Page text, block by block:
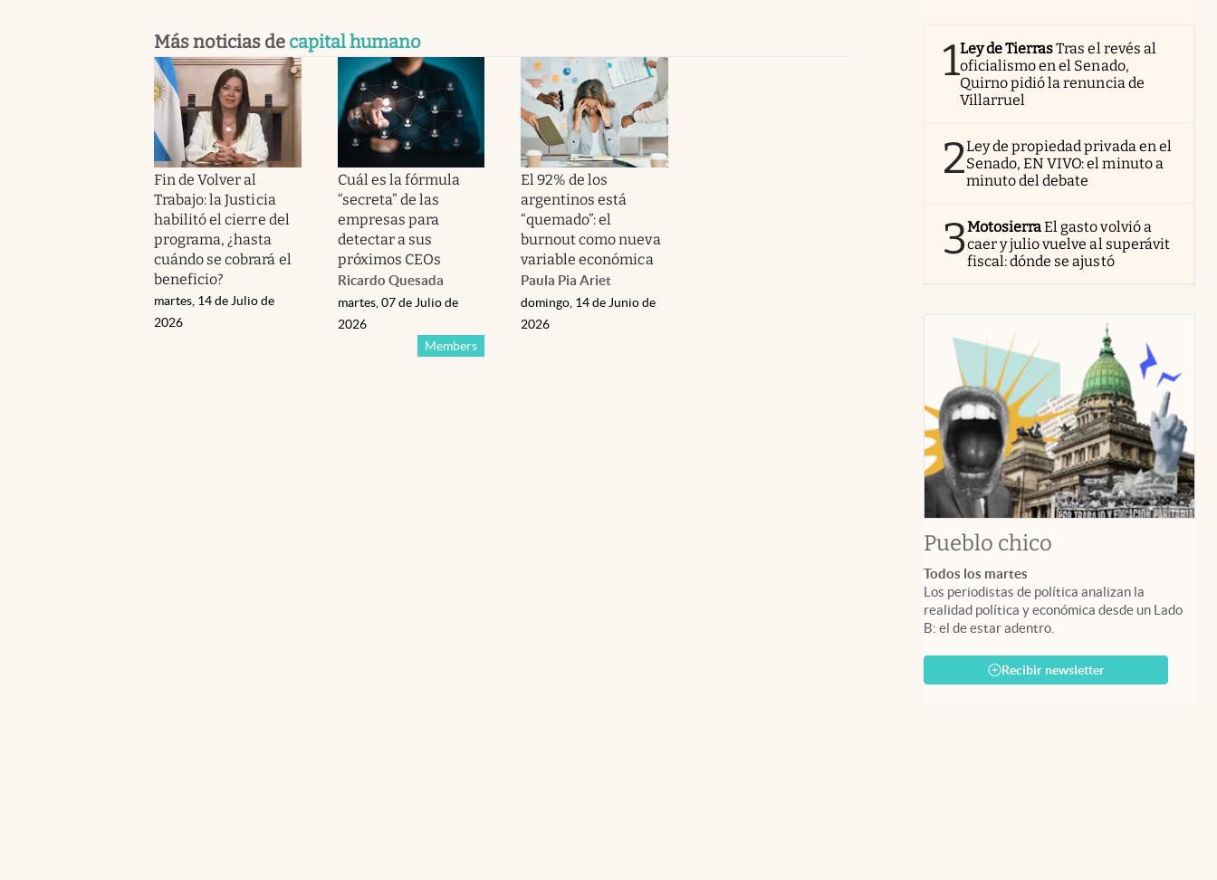
Más noticias de capital humano
Fin de Volver al
Trabajo: la Justicia
habilitó el cierre del
programa, ¿hasta
cuándo se cobrará el
beneficio?
martes, 14 de Julio de
2026
Cuál es la fórmula
“secreta” de las
empresas para
detectar a sus
próximos CEOs
Ricardo Quesada
Members
martes, 07 de Julio de
2026
El 92% de los
argentinos está
“quemado”: el
burnout como nueva
variable económica
Paula Pia Ariet
domingo, 14 de Junio de
2026
1Ley de TierrasTras el revés al
oficialismo en el Senado,
Quirno pidió la renuncia de
Villarruel
2Ley de propiedad privada en el
Senado, EN VIVO: el minuto a
minuto del debate
3MotosierraEl gasto volvió a
caer y julio vuelve al superávit
fiscal: dónde se ajustó
Pueblo chico
Todos los martes
Los periodistas de política analizan la
realidad política y económica desde un Lado
B: el de estar adentro.
Recibir newsletter